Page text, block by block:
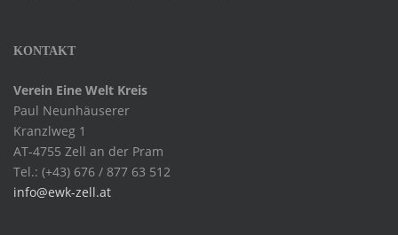
KONTAKT
Verein Eine Welt Kreis
Paul Neunhäuserer
Kranzlweg 1
AT-4755 Zell an der Pram
Tel.: (+43) 676 / 877 63 512
info@ewk-zell.at